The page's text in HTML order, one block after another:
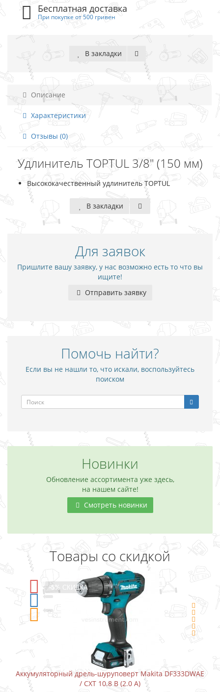
Бесплатная доставка
При покупке от 500 гривен
В закладки
Описание
Характеристики
Отзывы (0)
Удлинитель TOPTUL 3/8" (150 мм)
Высококачественный удлинитель TOPTUL
В закладки
Для заявок
Пришлите вашу заявку, у нас возможно есть то что вы
ищите!
Отправить заявку
Помочь найти?
Если вы не нашли то, что искали, воспользуйтесь
поиском
Новинки
Обновление ассортимента уже здесь,
на нашем сайте!
Смотреть новинки
Товары со скидкой
Makita DF333DWAE
-5%СКИДКА
Аккумуляторный шуруповерт-